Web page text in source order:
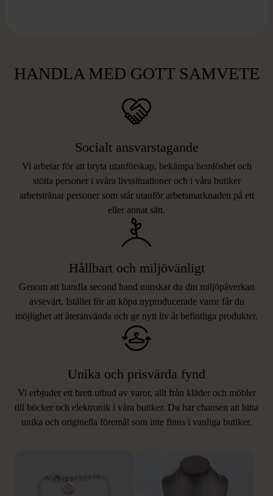
HANDLA MED GOTT SAMVETE
Socialt ansvarstagande
Vi arbetar för att bryta utanförskap, bekämpa hemlöshet och
stötta personer i svåra livssituationer och i våra butiker
arbetstränar personer som står utanför arbetsmarknaden på ett
eller annat sätt.
Hållbart och miljövänligt
Genom att handla second hand minskar du din miljöpåverkan
avsevärt. Istället för att köpa nyproducerade varor får du
möjlighet att återanvända och ge nytt liv åt befintliga produkter.
Unika och prisvärda fynd
Vi erbjuder ett brett utbud av varor, allt från kläder och möbler
till böcker och elektronik i våra butiker. Du har chansen att hitta
unika och originella föremål som inte finns i vanliga butiker.
LIKNANDE PRODUKTER
Hitta produkter som påminner om denna